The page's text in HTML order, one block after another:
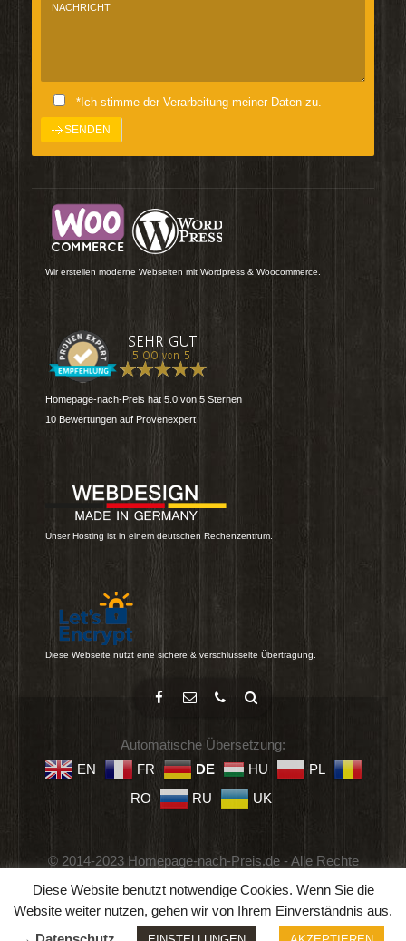
*Ich stimme der Verarbeitung meiner Daten zu.
Wir erstellen moderne Webseiten mit Wordpress & Woocommerce.
Homepage-nach-Preis hat 5.0 von 5 Sternen
10 Bewertungen auf Provenexpert
Unser Hosting ist in einem deutschen Rechenzentrum.
Diese Webseite nutzt eine sichere & verschlüsselte Übertragung.
Automatische Übersetzung:
EN
FR DE HU
PL
RO
RU UK
© 2014-2023 Homepage-nach-Preis.de - Alle Rechte
Geschäftsbedingungen
Diese Website benutzt notwendige Cookies. Wenn Sie die
Website weiter nutzen, gehen wir von Ihrem Einverständnis aus.